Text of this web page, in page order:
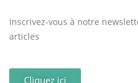
Inscrivez-vous à notre
articles
Cliquez ici